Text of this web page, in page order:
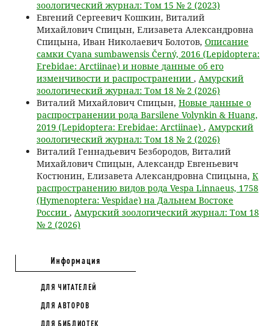
зоологический журнал: Том 15 № 2 (2023)
Евгений Сергеевич Кошкин, Виталий
Михайлович Спицын, Елизавета Александровна
Спицына, Иван Николаевич Болотов, Описание
самки Cyana sumbawensis Černý, 2016 (Lepidoptera:
Erebidae: Arctiinae) и новые данные об его
изменчивости и распространении , Амурский
зоологический журнал: Том 18 № 2 (2026)
Виталий Михайлович Спицын, Новые данные о
распространении рода Barsilene Volynkin & Huang,
2019 (Lepidoptera: Erebidae: Arctiinae) , Амурский
зоологический журнал: Том 18 № 2 (2026)
Виталий Геннадьевич Безбородов, Виталий
Михайлович Спицын, Александр Евгеньевич
Костюнин, Елизавета Александровна Спицына, К
распространению видов рода Vespa Linnaeus, 1758
(Hymenoptera: Vespidae) на Дальнем Востоке
России , Амурский зоологический журнал: Том 18
№ 2 (2026)
Информация
ДЛЯ ЧИТАТЕЛЕЙ
ДЛЯ АВТОРОВ
ДЛЯ БИБЛИОТЕК